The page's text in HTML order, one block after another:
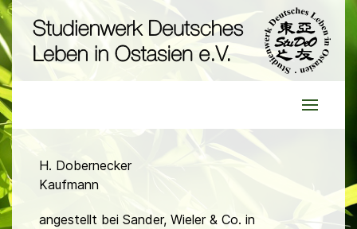
H. Dobernecker
Kaufmann
angestellt bei Sander, Wieler & Co. in